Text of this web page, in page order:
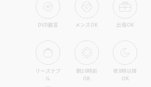
DVD観賞 メンズOK 出張OK
リーズナブ
ル
朝10時前
OK
夜8時以降
OK